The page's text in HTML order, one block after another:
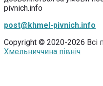
pivnich.info
post@khmel-pivnich.info
Copyright © 2020-2026 Всі
Хмельниччина північ